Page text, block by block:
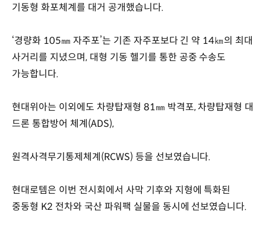
기동형 화포체계를 대거 공개했습니다.
‘경량화 105㎜ 자주포’는 기존 자주포보다 긴 약 14㎞의 최대
사거리를 지녔으며, 대형 기동 헬기를 통한 공중 수송도
가능합니다.
현대위아는 이외에도 차량탑재형 81㎜ 박격포, 차량탑재형 대
드론 통합방어 체계(ADS),
원격사격무기통제체계(RCWS) 등을 선보였습니다.
현대로템은 이번 전시회에서 사막 기후와 지형에 특화된
중동형 K2 전차와 국산 파워팩 실물을 동시에 선보였습니다.